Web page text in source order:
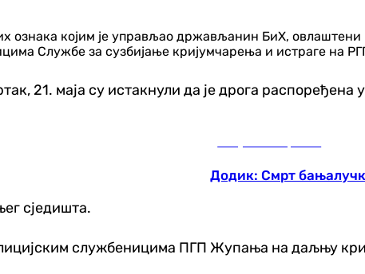
ознака којим је управљао држављанин БиХ,
Службе за сузбијање кријумчарења и истраге на
21. маја су истакнули да је дрога распоређена
Додик: Смрт
сједишта.
службеницима ПГП Жупања на даљњу